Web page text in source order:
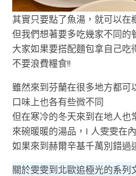
其實只要點了魚湯，就可以在
但我們想著要多吃幾家不同的
大家如果要搭配麵包拿自己吃
不要浪費糧食!!
雖然來到芬蘭在很多地方都可
口味上也各有些微不同
但在寒冷的冬天來到在地人也
來碗暖暖的湯品，I 人雯雯在
如果來到赫爾辛基千萬別錯過
關於雯雯到北歐追極光的系列